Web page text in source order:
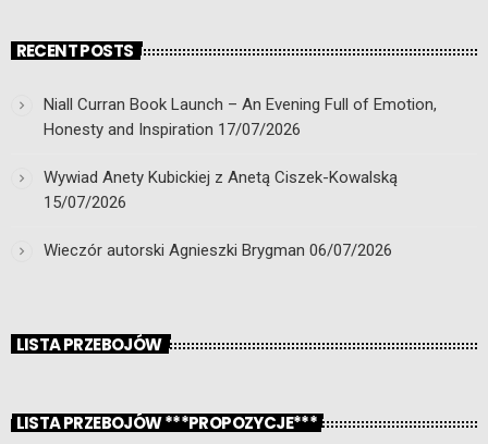
RECENT POSTS
Niall Curran Book Launch – An Evening Full of Emotion,
Honesty and Inspiration 17/07/2026
Wywiad Anety Kubickiej z Anetą Ciszek-Kowalską
15/07/2026
Wieczór autorski Agnieszki Brygman 06/07/2026
LISTA PRZEBOJÓW
LISTA PRZEBOJÓW ***PROPOZYCJE***